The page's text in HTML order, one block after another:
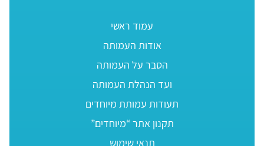
עמוד ראשי
אודות העמותה
הסבר על העמותה
ועד הנהלת העמותה
תעודות עמותת מיוחדים
תקנון אתר “מיוחדים”
תנאי שימוש